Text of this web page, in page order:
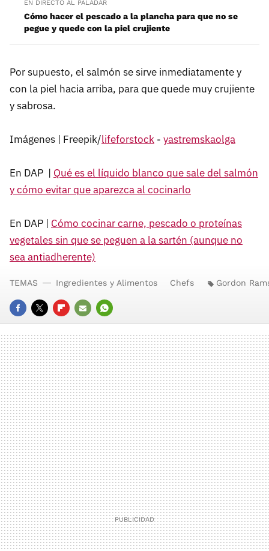
EN DIRECTO AL PALADAR
Cómo hacer el pescado a la plancha para que no se
pegue y quede con la piel crujiente
Por supuesto, el salmón se sirve inmediatamente y
con la piel hacia arriba, para que quede muy crujiente
y sabrosa.
Imágenes | Freepik/lifeforstock - yastremskaolga
En DAP | Qué es el líquido blanco que sale del salmón
y cómo evitar que aparezca al cocinarlo
En DAP | Cómo cocinar carne, pescado o proteínas
vegetales sin que se peguen a la sartén (aunque no
sea antiadherente)
FACEBOOK
TWITTERFLIPBOARD
E-
MAIL
WHATSAPP
TEMAS Ingredientes y Alimentos Chefs Gordon